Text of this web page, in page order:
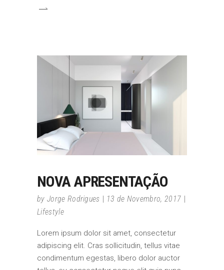
NOVA APRESENTAÇÃO
by Jorge Rodrigues
13 de Novembro, 2017
Lifestyle
Lorem ipsum dolor sit amet, consectetur
adipiscing elit. Cras sollicitudin, tellus vitae
condimentum egestas, libero dolor auctor